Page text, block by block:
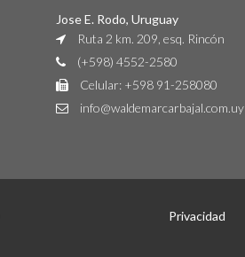
Jose E. Rodo, Uruguay
Ruta 2 km. 209, esq. Rincón
(+598) 4552-2580
Celular: +598 91-258080
info@waldemarcarbajal.com.uy
Privacidad